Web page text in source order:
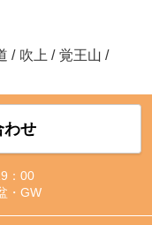
/ 吹上 / 覚王山 /
わせ
：00
・GW